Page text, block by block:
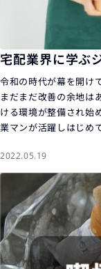
宅配業界に学ぶ
令和の時代が幕を開け
まだまだ改善の余地は
ける環境が整備され始
業マンが活躍しはじめ
2022.05.19